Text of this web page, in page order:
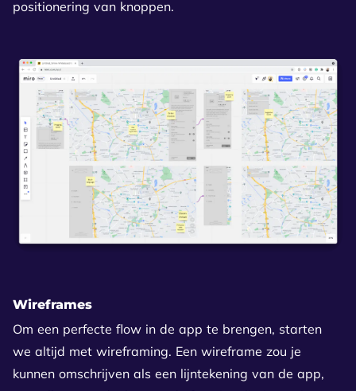
positionering van knoppen.
Wireframes
Om een perfecte flow in de app te brengen, starten
we altijd met wireframing. Een wireframe zou je
kunnen omschrijven als een lijntekening van de app,